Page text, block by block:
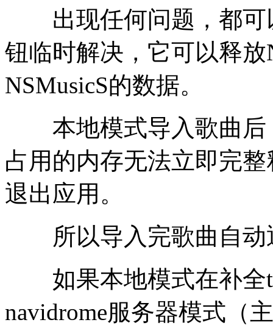
出现任何问题，都可
钮临时解决，它可以释
NSMusicS的数据。
本地模式导入歌曲后
占用的内存无法立即完
退出应用。
所以导入完歌曲自动
如果本地模式在补全
navidrome服务器模式（